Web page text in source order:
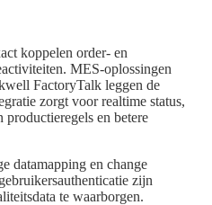
koppelen order- en
MES-oplossingen
FactoryTalk leggen de
zorgt voor realtime status,
en betere
datamapping en change
zijn
te waarborgen.